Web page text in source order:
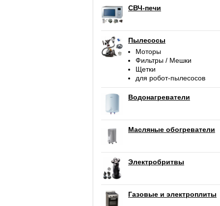
СВЧ-печи
Пылесосы
Моторы
Фильтры / Мешки
Щетки
для робот-пылесосов
Водонагреватели
Масляные обогреватели
Электробритвы
Газовые и электроплиты